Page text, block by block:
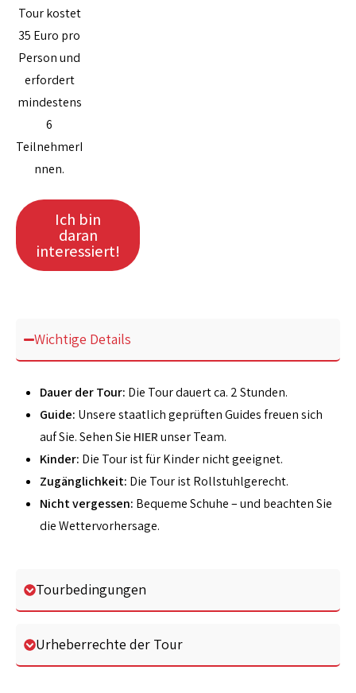
Tour kostet
35 Euro pro
Person und
erfordert
mindestens
6
TeilnehmerI
nnen.
Ich bin
daran
interessiert!
Wichtige Details
Dauer der Tour: Die Tour dauert ca. 2 Stunden.
Guide: Unsere staatlich geprüften Guides freuen sich
auf Sie. Sehen Sie HIERunser Team.
Kinder: Die Tour ist für Kinder nicht geeignet.
Zugänglichkeit: Die Tour ist Rollstuhlgerecht.
Nicht vergessen: Bequeme Schuhe – und beachten Sie
die Wettervorhersage.
Tourbedingungen
Urheberrechte der Tour